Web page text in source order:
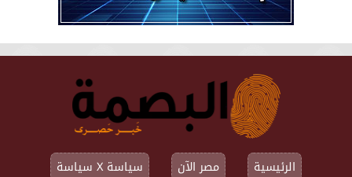
الرئيسية مصر الآن سياسة X سياسة